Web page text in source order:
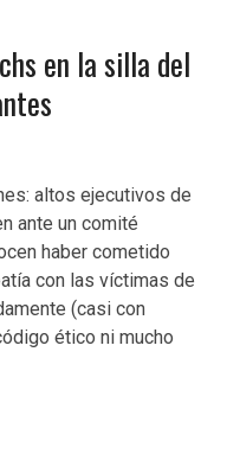
en la silla del
altos ejecutivos de
ante un comité
haber cometido
con las víctimas de
(casi con
ético ni mucho